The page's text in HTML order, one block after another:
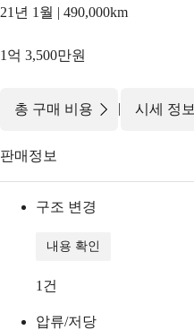
21년 1월 | 490,000km
1억 3,500만원
총 구매 비용 | 시세 정보
판매정보
구조 변경
내용 확인
1 건
압류/저당